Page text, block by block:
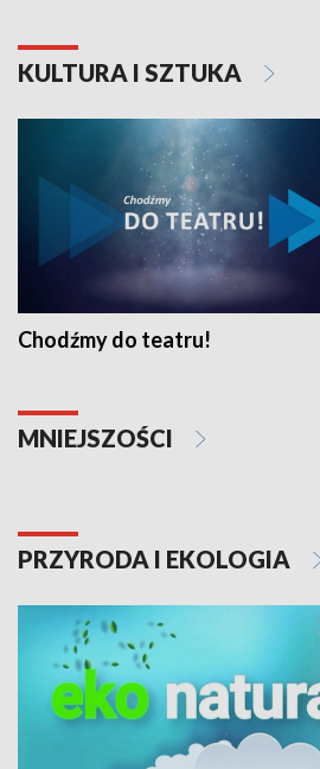
KULTURA I SZTUKA
Chodźmy do teatru!
MNIEJSZOŚCI
PRZYRODA I EKOLOGIA